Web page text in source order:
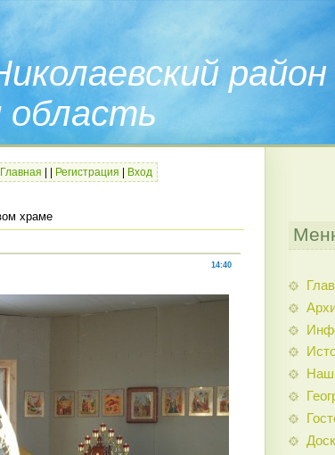
район
область
Главная Регистрация Вход
храме
14:40